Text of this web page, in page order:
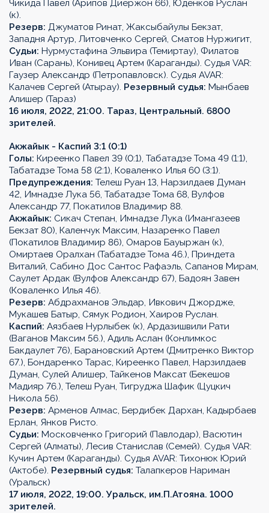
Чикида Павел (Арипов Диержон 66), Юденков Руслан
(к).
Резерв: Джуматов Ринат, Жаксыбайулы Бекзат,
Западня Артур, Литовченко Сергей, Сматов Нуржигит,
Судьи: Нурмустафина Эльвира (Темиртау), Филатов
Иван (Сарань), Конивец Артем (Караганды). Судья VAR:
Гаузер Александр (Петропавловск). Судья AVAR:
Калачев Сергей (Атырау). Резервный судья: Мынбаев
Алишер (Тараз)
16 июля, 2022, 21:00. Тараз, Центральный. 6800
зрителей.
Акжайык - Каспий 3:1 (0:1)
Голы: Киреенко Павел 39 (0:1), Табатадзе Тома 49 (1:1),
Табатадзе Тома 58 (2:1), Коваленко Илья 60 (3:1).
Предупреждения: Телеш Руан 13, Нарзилдаев Думан
42, Имнадзе Лука 56, Табатадзе Тома 68, Вулфов
Александр 77, Покатилов Владимир 88.
Акжайык: Сикач Степан, Имнадзе Лука (Имангазеев
Бекзат 80), Каленчук Максим, Назаренко Павел
(Покатилов Владимир 86), Омаров Бауыржан (к),
Омиртаев Оралхан (Табатадзе Тома 46.), Приндета
Виталий, Сабино Дос Сантос Рафаэль, Сапанов Мирам,
Саулет Ардак (Вулфов Александр 67), Бадоян Завен
(Коваленко Илья 46).
Резерв: Абдрахманов Эльдар, Ивкович Джордже,
Мукашев Батыр, Сямук Родион, Хаиров Руслан.
Каспий: Аязбаев Нурлыбек (к), Ардазишвили Рати
(Ваганов Максим 56.), Адиль Аслан (Конлимкос
Бакдаулет 76), Барановский Артем (Дмитренко Виктор
67.), Бондаренко Тарас, Киреенко Павел, Нарзилдаев
Думан, Сулей Алишер, Тайкенов Максат (Бекешов
Мадияр 76.), Телеш Руан, Тигруджа Шафик (Цуцкич
Никола 56).
Резерв: Арменов Алмас, Бердибек Дархан, Кадырбаев
Ерлан, Янков Ристо.
Судьи: Московченко Григорий (Павлодар), Васютин
Сергей (Алматы), Лесив Станислав (Семей). Судья VAR:
Кучин Артем (Караганды). Судья AVAR: Тихонюк Юрий
(Актобе). Резервный судья: Талапкеров Нариман
(Уральск)
17 июля, 2022, 19:00. Уральск, им.П.Атояна. 1000
зрителей.